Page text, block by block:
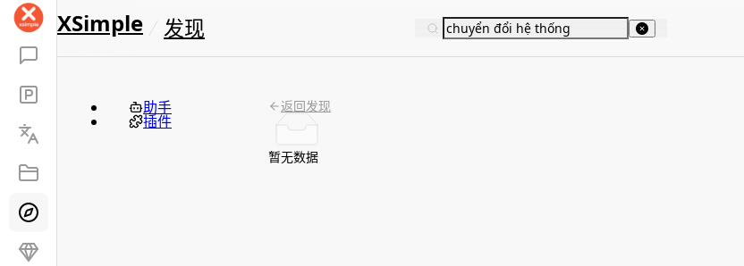
XSimple 发现
助手
插件
返回发现
暂无数据